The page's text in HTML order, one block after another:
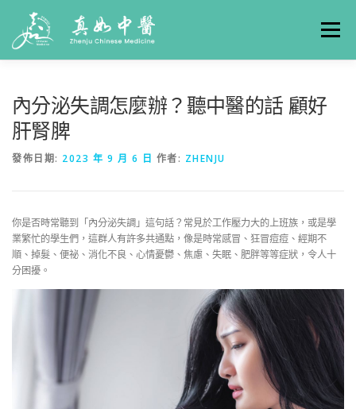
選單
內分泌失調怎麼辦？聽中醫的話 顧好
肝腎脾
發佈日期: 2023 年 9 月 6 日 作者: ZHENJU
你是否時常聽到「內分泌失調」這句話？常見於工作壓力大的上班族，或是學
業繁忙的學生們，這群人有許多共通點，像是時常感冒、狂冒痘痘、經期不
順、掉髮、便祕、消化不良、心情憂鬱、焦慮、失眠、肥胖等等症狀，令人十
分困擾。